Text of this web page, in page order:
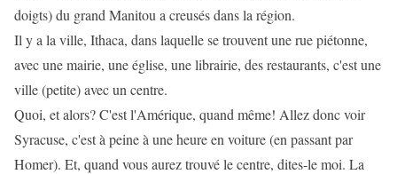
doigts) du grand Manitou a creusés dans la région.
Il y a la ville, Ithaca, dans laquelle se trouvent une rue piétonne,
avec une mairie, une église, une librairie, des restaurants, c'est une
ville (petite) avec un centre.
Quoi, et alors? C'est l'Amérique, quand même! Allez donc voir
Syracuse, c'est à peine à une heure en voiture (en passant par
Homer). Et, quand vous aurez trouvé le centre, dites-le moi. La